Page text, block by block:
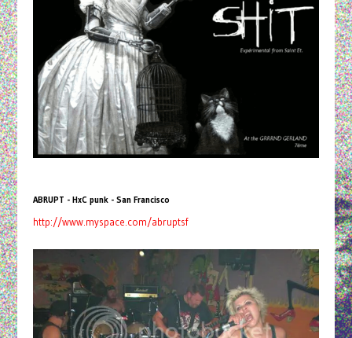
ABRUPT - HxC punk - San Francisco
http://www.myspace.com/abruptsf